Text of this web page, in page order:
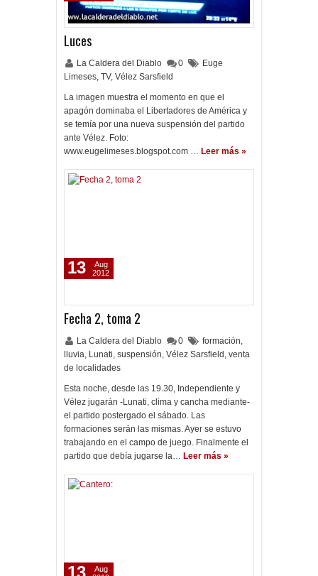
Luces
La Caldera del Diablo 0
Euge
Limeses, TV, Vélez Sarsfield
La imagen muestra el momento en que el
apagón dominaba el Libertadores de América y
se temía por una nueva suspensión del partido
ante Vélez. Foto:
www.eugelimeses.blogspot.com … Leer más »
Fecha 2, toma 2
La Caldera del Diablo 0 formación,
lluvia, Lunati, suspensión, Vélez Sarsfield , venta
de localidades
Esta noche, desde las 19.30, Independiente y
Vélez jugarán -Lunati, clima y cancha mediante-
el partido postergado el sábado. Las
formaciones serán las mismas. Ayer se estuvo
trabajando en el campo de juego. Finalmente el
partido que debía jugarse la… Leer más »
13
Aug
2012
13
Aug